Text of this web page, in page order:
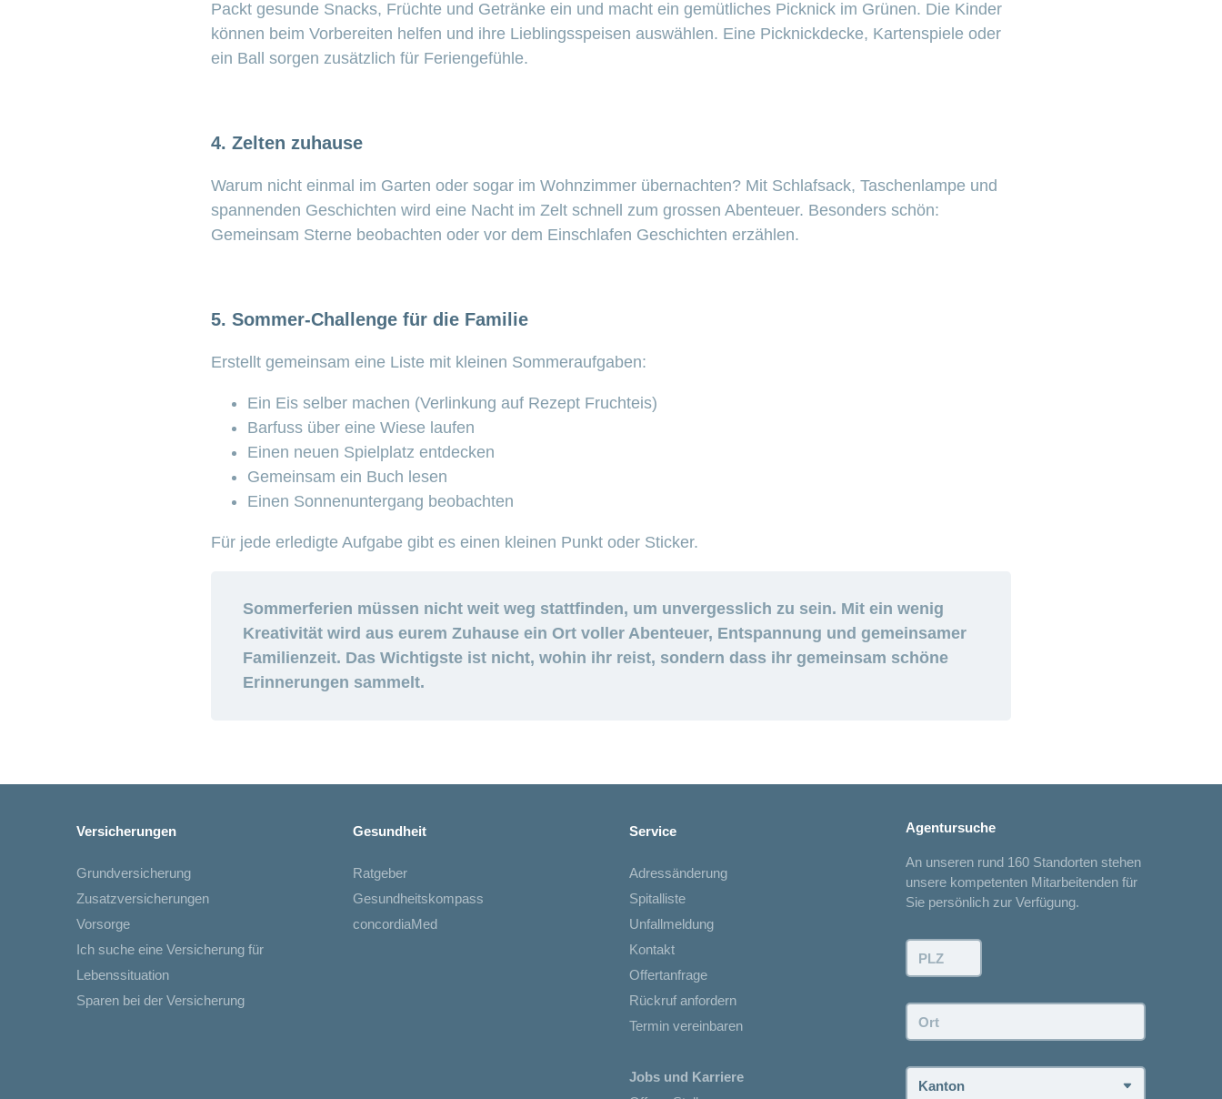
Packt gesunde Snacks, Früchte und Getränke ein und macht ein gemütliches Picknick im Grünen. Die Kinder
können beim Vorbereiten helfen und ihre Lieblingsspeisen auswählen. Eine Picknickdecke, Kartenspiele oder
ein Ball sorgen zusätzlich für Feriengefühle.
4. Zelten zuhause
Warum nicht einmal im Garten oder sogar im Wohnzimmer übernachten? Mit Schlafsack, Taschenlampe und
spannenden Geschichten wird eine Nacht im Zelt schnell zum grossen Abenteuer. Besonders schön:
Gemeinsam Sterne beobachten oder vor dem Einschlafen Geschichten erzählen.
5. Sommer-Challenge für die Familie
Erstellt gemeinsam eine Liste mit kleinen Sommeraufgaben:
Ein Eis selber machen (Verlinkung auf Rezept Fruchteis)
Barfuss über eine Wiese laufen
Einen neuen Spielplatz entdecken
Gemeinsam ein Buch lesen
Einen Sonnenuntergang beobachten
Für jede erledigte Aufgabe gibt es einen kleinen Punkt oder Sticker.
Sommerferien müssen nicht weit weg stattfinden, um unvergesslich zu sein. Mit ein wenig
Kreativität wird aus eurem Zuhause ein Ort voller Abenteuer, Entspannung und gemeinsamer
Familienzeit. Das Wichtigste ist nicht, wohin ihr reist, sondern dass ihr gemeinsam schöne
Erinnerungen sammelt.
Versicherungen
Grundversicherung
Zusatzversicherungen
Vorsorge
Ich suche eine Versicherung für
Lebenssituation
Sparen bei der Versicherung
Gesundheit
Ratgeber
Gesundheitskompass
concordiaMed
Service
Adressänderung
Spitalliste
Unfallmeldung
Kontakt
Offertanfrage
Rückruf anfordern
Termin vereinbaren
Jobs und Karriere
Agentursuche
An unseren rund 160 Standorten stehen
unsere kompetenten Mitarbeitenden für
Sie persönlich zur Verfügung.
PLZ:
Ort:
Kanton: